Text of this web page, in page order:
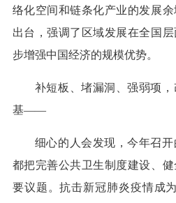
络化空间和链条化产业的发展
出台，强调了区域发展在全国
步增强中国经济的规模优势。
补短板、堵漏洞、强弱项
基——
细心的人会发现，今年召开
都把完善公共卫生制度建设、
要议题。抗击新冠肺炎疫情成